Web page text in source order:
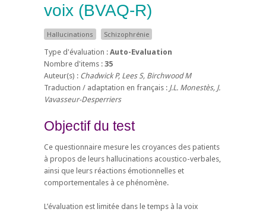
voix (BVAQ-R)
Hallucinations Schizophrénie
Type d'évaluation : Auto-Evaluation
Nombre d'items : 35
Auteur(s) : Chadwick P, Lees S, Birchwood M
Traduction / adaptation en français : J.L. Monestès, J.
Vavasseur-Desperriers
Objectif du test
Ce questionnaire mesure les croyances des patients
à propos de leurs hallucinations acoustico-verbales,
ainsi que leurs réactions émotionnelles et
comportementales à ce phénomène.
L’évaluation est limitée dans le temps à la voix